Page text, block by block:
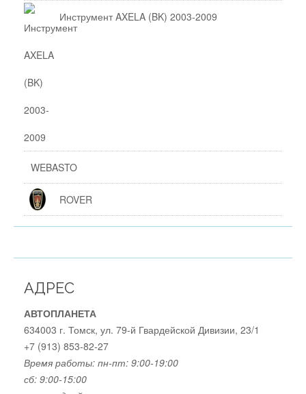
Инструмент AXELA (BK) 2003-2009
WEBASTO
ROVER
АДРЕС
АВТОПЛАНЕТА
634003 г. Томск, ул. 79-й Гвардейской Дивизии, 23/1
+7 (913) 853-82-27
Время работы: пн-пт: 9:00-19:00
сб: 9:00-15:00